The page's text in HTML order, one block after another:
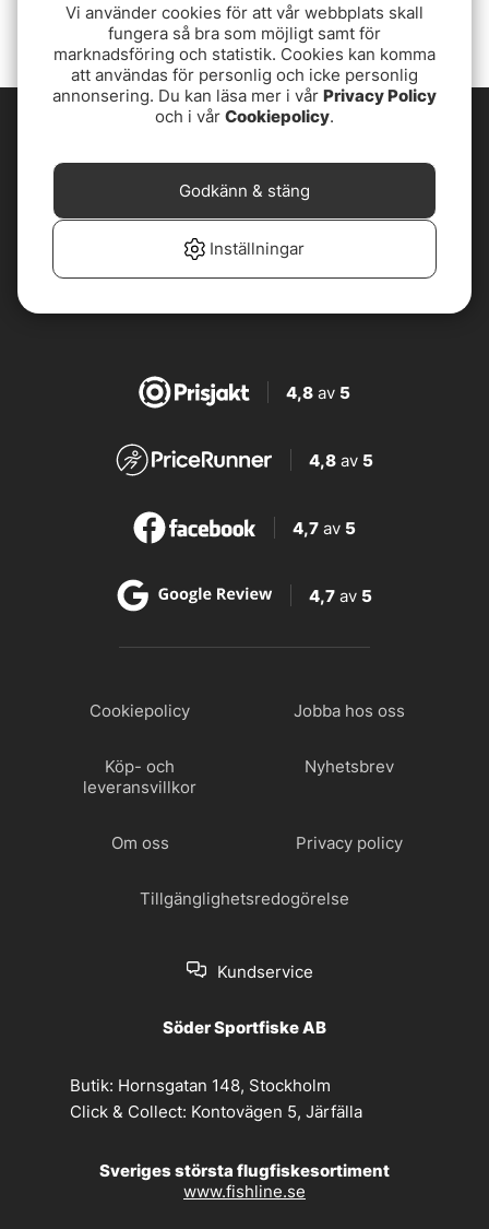
4,8av 5
4,8 av 5
4,7 av 5
4,7 av 5
Cookiepolicy Jobba hos oss
Köp- och
leveransvillkor
Nyhetsbrev
Om oss Privacy policy
Tillgänglighetsredogörelse
Kundservice
Söder Sportfiske AB
Butik: Hornsgatan 148, Stockholm
Click & Collect: Kontovägen 5, Järfälla
Sveriges största flugfiskesortiment
www.fishline.se
Vi använder cookies för att vår webbplats skall
fungera så bra som möjligt samt för
marknadsföring och statistik. Cookies kan komma
att användas för personlig och icke personlig
annonsering. Du kan läsa mer i vår Privacy Policy
och i vår Cookiepolicy.
Inställningar
Godkänn & stäng